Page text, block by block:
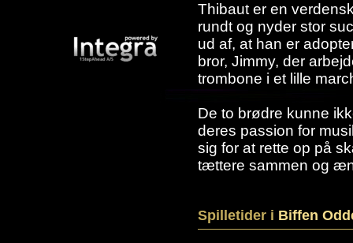
Thibaut er en
rundt og nyder stor
ud af, at han er
bror, Jimmy, der
trombone i et lille
De to brødre kunne
deres passion for
sig for at rette op på
tættere sammen og
Spilletider i Biffen